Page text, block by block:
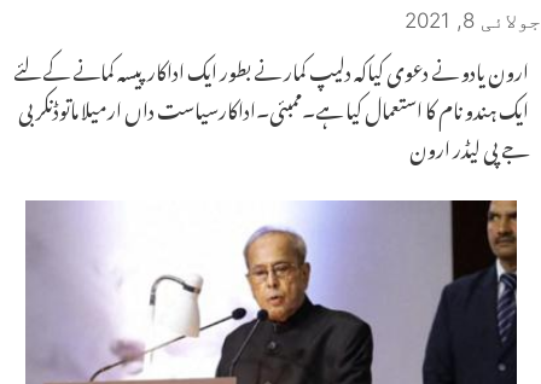
جولائی 8, 2021
ارون یادو نے دعوی کیاکہ دلیپ کمار نے بطور ایک اداکار پیسہ کمانے کے لئے
ایک ہندو نام کا استعمال کیا ہے۔ممبئی۔اداکارسیاست داں ارمیلا ماتوڈنکر بی
جے پی لیڈر ارون